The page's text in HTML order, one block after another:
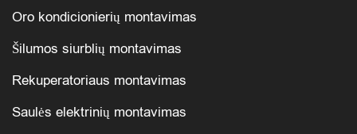
Oro kondicionierių montavimas
Šilumos siurblių montavimas
Rekuperatoriaus montavimas
Saulės elektrinių montavimas